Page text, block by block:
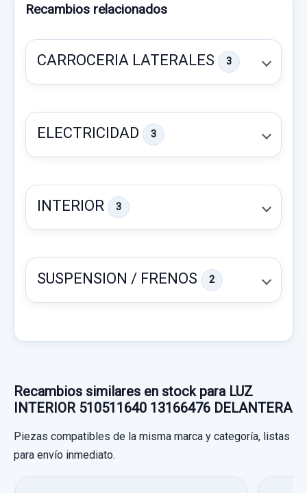
Recambios relacionados
CARROCERIA LATERALES 3
TAPA EXTERIOR COMBUSTIBLE PLATA
Garantía 1 año
Ref:739518
15,00 €
ELECTRICIDAD 3
MANDO ELEVALUNAS DELANTERO DERECHO
13228709
MANDO ELEVALUNAS DELANTERO
DERECHO... usado.
INTERIOR 3
AIRBAG CORTINA DELANTERO IZQUIERDO
13231632
SUSPENSION / FRENOS 2
Recambios similares en stock para LUZ
INTERIOR 510511640 13166476 DELANTERA
Piezas compatibles de la misma marca y categoría, listas
para envío inmediato.